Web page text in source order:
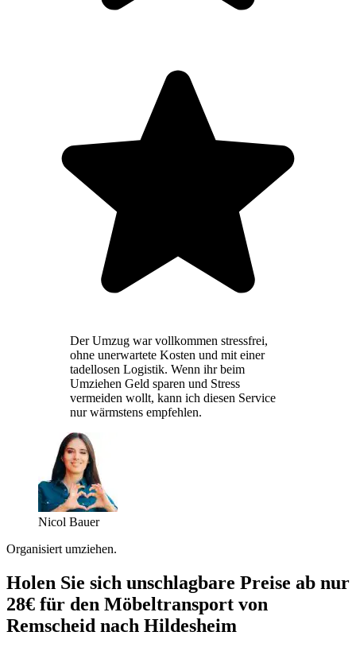
Der Umzug war vollkommen stressfrei,
ohne unerwartete Kosten und mit einer
tadellosen Logistik. Wenn ihr beim
Umziehen Geld sparen und Stress
vermeiden wollt, kann ich diesen Service
nur wärmstens empfehlen.
Nicol Bauer
Organisiert umziehen.
Holen Sie sich unschlagbare Preise ab nur
28€ für den Möbeltransport von
Remscheid nach Hildesheim